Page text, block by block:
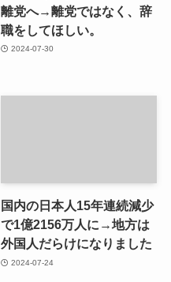
離党へ→離党ではなく、辞
職をしてほしい。
2024-07-30
国内の日本人15年連続減少
で1億2156万人に→地方は
外国人だらけになりました
2024-07-24